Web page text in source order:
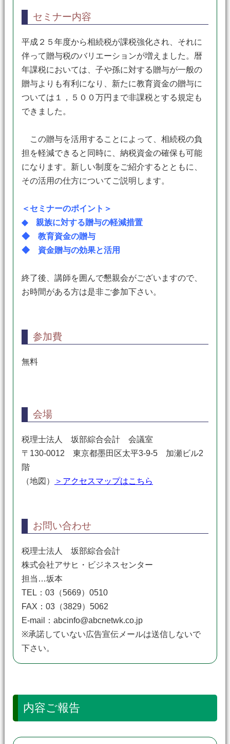
セミナー内容
平成２５年度から相続税が課税強化され、それに
伴って贈与税のバリエーションが増えました。暦
年課税においては、子や孫に対する贈与が一般の
贈与よりも有利になり、新たに教育資金の贈与に
ついては１，５００万円まで非課税とする規定も
できました。
この贈与を活用することによって、相続税の負
担を軽減できると同時に、納税資金の確保も可能
になります。新しい制度をご紹介するとともに、
その活用の仕方についてご説明します。
＜セミナーのポイント＞
◆ 親族に対する贈与の軽減措置
◆ 教育資金の贈与
◆ 資金贈与の効果と活用
終了後、講師を囲んで懇親会がございますので、
お時間がある方は是非ご参加下さい。
参加費
無料
会場
税理士法人 坂部綜合会計 会議室
〒130-0012 東京都墨田区太平3-9-5 加瀬ビル2
階
（地図）
＞アクセスマップはこちら
お問い合わせ
税理士法人 坂部綜合会計
株式会社アサヒ・ビジネスセンター
担当…坂本
TEL：03（5669）0510
FAX：03（3829）5062
E-mail：abcinfo@abcnetwk.co.jp
※承諾していない広告宣伝メールは送信しないで
下さい。
内容ご報告